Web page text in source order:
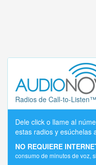
Radios de Call-to-Listen™
Dele click o llame al
estas radios y esúchelas
NO REQUIERE
consumo de minutos de voz,